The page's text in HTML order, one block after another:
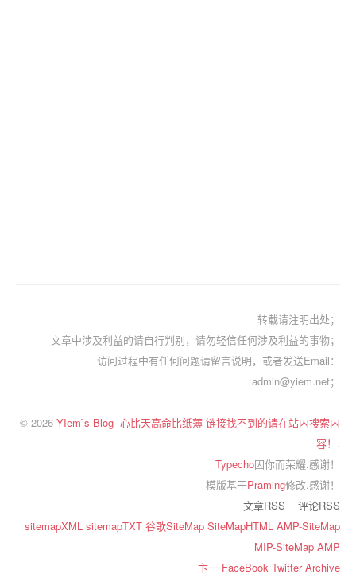
转载请注明出处；
文章中涉及利益的请自行判别，请勿轻信任何涉及利益的事物；
访问过程中有任何问题请留言说明，或者发送Email：
admin@yiem.net；
© 2026 YIem`s Blog -心比天高命比纸薄-链接找不到的请在站内搜索内
容！ .
Typecho因你而荣耀.感谢！
模版基于Praming修改.感谢！
文章RSS
评论RSS
sitemapXML sitemapTXT 谷歌SiteMap SiteMapHTML AMP-SiteMap
MIP-SiteMap AMP
卞一 FaceBook TwitterArchive